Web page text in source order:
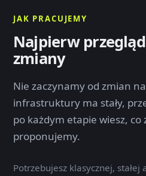
JAK PRACUJEMY
Najpierw
zmiany
Nie zaczynamy od zmian
infrastruktury ma stały,
po każdym etapie wiesz, co
proponujemy.
Potrzebujesz klasycznej,